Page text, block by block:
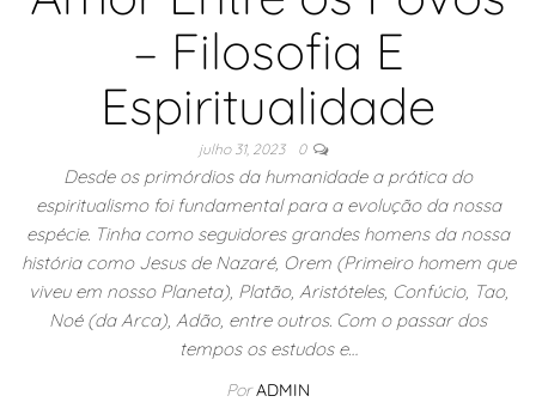
– Filosofia E
Espiritualidade
julho 31, 2023 0
Desde os primórdios da humanidade a prática do
espiritualismo foi fundamental para a evolução da nossa
espécie. Tinha como seguidores grandes homens da nossa
história como Jesus de Nazaré, Orem (Primeiro homem que
viveu em nosso Planeta), Platão, Aristóteles, Confúcio, Tao,
Noé (da Arca), Adão, entre outros. Com o passar dos
tempos os estudos e…
Por ADMIN